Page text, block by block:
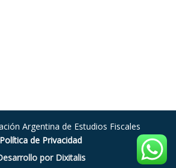
Argentina de Estudios Fiscales
Política de Privacidad
por Dixitalis